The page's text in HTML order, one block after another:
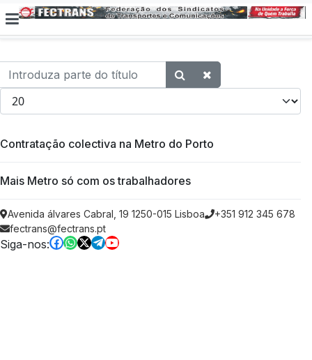
Introduza parte do título
Qtd. a exibir
Contratação colectiva na Metro do Porto
Mais Metro só com os trabalhadores
Avenida álvares Cabral, 19 1250-015 Lisboa
+351 912 345 678
fectrans@fectrans.pt
Siga-nos: